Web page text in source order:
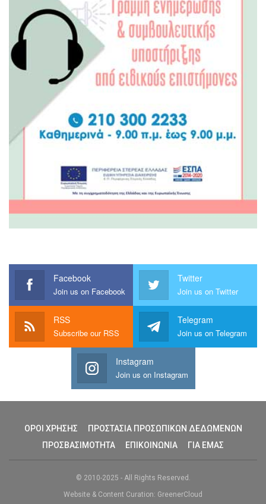
Facebook
Join us on Facebook
Twitter
Join us on Twitter
RSS
Subscribe our RSS
Telegram
Join us on Telegram
Instagram
Join us on Instagram
ΟΡΟΙ ΧΡΗΣΗΣ
ΠΡΟΣΤΑΣΙΑ ΠΡΟΣΩΠΙΚΩΝ ΔΕΔΩΜΕΝΩΝ
ΠΡΟΣΒΑΣΙΜΟΤΗΤΑ
ΕΠΙΚΟΙΝΩΝΙΑ ΓΙΑ ΕΜΑΣ
© 2010-2025 - All Rights Reserved.
Website & Content Curation: GreenerCloud